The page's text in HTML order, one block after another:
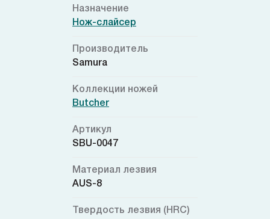
Назначение
Нож-слайсер
Производитель
Samura
Коллекции ножей
Butcher
Артикул
SBU-0047
Материал лезвия
AUS-8
Твердость лезвия (HRC)